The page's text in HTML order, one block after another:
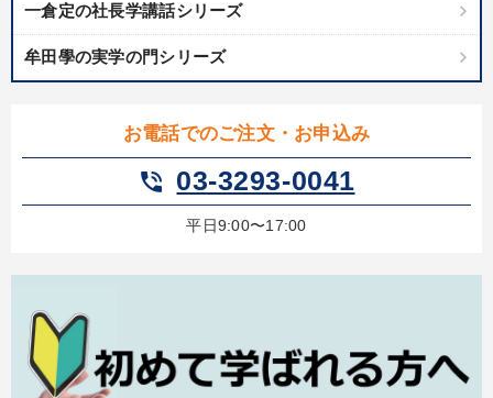
一倉定の社長学講話シリーズ
牟田學の実学の門シリーズ
お電話でのご注文・お申込み
phone_in_talk 03-3293-0041
平日9:00〜17:00